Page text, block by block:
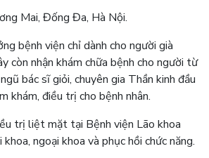
Mai, Đống Đa, Hà Nội.
bệnh viện chỉ dành cho người già
còn nhận khám chữa bệnh cho người từ
bác sĩ giỏi, chuyên gia Thần kinh đầu
khám, điều trị cho bệnh nhân.
trị liệt mặt tại Bệnh viện Lão khoa
ngoại khoa và phục hồi chức năng.